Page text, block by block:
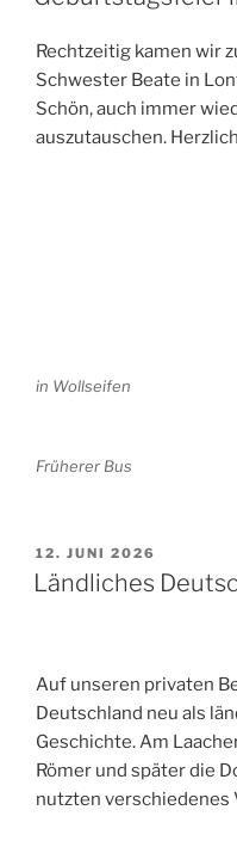
Rechtzeitig kamen wir
Schwester Beate in
Schön, auch immer
auszutauschen.
in Wollseifen
Früherer Bus
VERÖFFENTLICHT
AM
12. JUNI 2026
Ländliches
Auf unseren privaten
Deutschland neu als
Geschichte. Am
Römer und später die
nutzten verschiedenes